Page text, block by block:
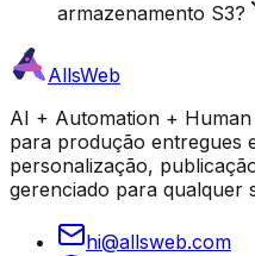
armazenamento S3?
AllsWeb
AI + Automation +
para produção entregues
personalização,
gerenciado para qualquer
hi@allsweb.com